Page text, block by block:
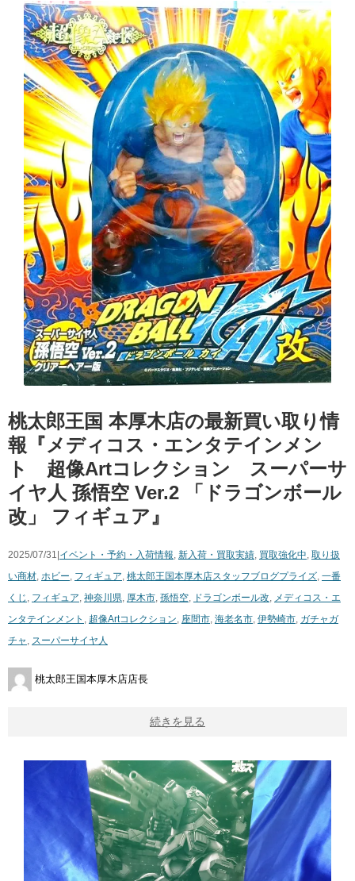
桃太郎王国 本厚木店の最新買い取り情
報『メディコス・エンタテインメン
ト 超像Artコレクション スーパーサ
イヤ人 孫悟空 Ver.2 「ドラゴンボール
改」 フィギュア』
2025/07/31| イベント・予約・入荷情報, 新入荷・買取実績, 買取強化中, 取り扱
い商材, ホビー, フィギュア, 桃太郎王国本厚木店スタッフブログプライズ, 一番
くじ , フィギュア, 神奈川県, 厚木市, 孫悟空, ドラゴンボール改, メディコス・エ
ンタテインメント , 超像Artコレクション, 座間市, 海老名市, 伊勢崎市, ガチャガ
チャ , スーパーサイヤ人
桃太郎王国本厚木店店長
続きを見る